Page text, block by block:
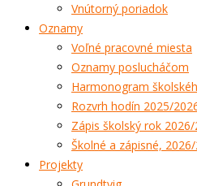
Vnútorný poriadok
Oznamy
Voľné pracovné miesta
Oznamy poslucháčom
Harmonogram
Rozvrh hodín 2025/
Zápis školský rok
Školné a zápisné,
Projekty